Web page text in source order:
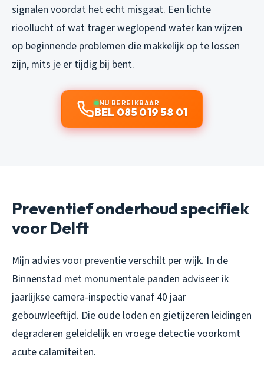
signalen voordat het echt misgaat. Een lichte
rioollucht of wat trager weglopend water kan wijzen
op beginnende problemen die makkelijk op te lossen
zijn, mits je er tijdig bij bent.
NU BEREIKBAAR
BEL 085 019 58 01
Preventief onderhoud specifiek
voor Delft
Mijn advies voor preventie verschilt per wijk. In de
Binnenstad met monumentale panden adviseer ik
jaarlijkse camera-inspectie vanaf 40 jaar
gebouwleeftijd. Die oude loden en gietijzeren leidingen
degraderen geleidelijk en vroege detectie voorkomt
acute calamiteiten.